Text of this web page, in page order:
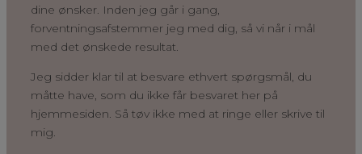
dine ønsker. Inden jeg går i gang,
forventningsafstemmer jeg med dig, så vi når i mål
med det ønskede resultat.
Jeg sidder klar til at besvare ethvert spørgsmål, du
måtte have, som du ikke får besvaret her på
hjemmesiden. Så tøv ikke med at ringe eller skrive til
mig.